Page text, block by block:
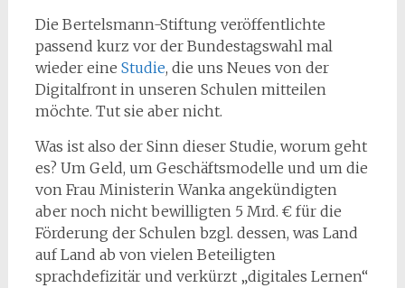
Die Bertelsmann-Stiftung veröffentlichte
passend kurz vor der Bundestagswahl mal
wieder eine Studie, die uns Neues von der
Digitalfront in unseren Schulen mitteilen
möchte. Tut sie aber nicht.
Was ist also der Sinn dieser Studie, worum geht
es? Um Geld, um Geschäftsmodelle und um die
von Frau Ministerin Wanka angekündigten
aber noch nicht bewilligten 5 Mrd. € für die
Förderung der Schulen bzgl. dessen, was Land
auf Land ab von vielen Beteiligten
sprachdefizitär und verkürzt „digitales Lernen“